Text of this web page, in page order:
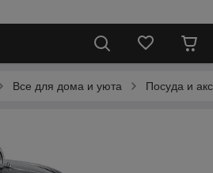
Все для дома и уюта Посуда и